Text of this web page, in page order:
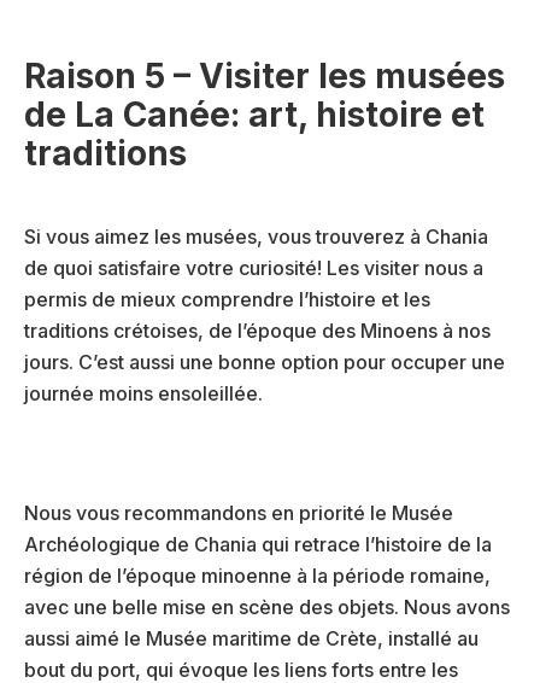
Raison 5 – Visiter les musées
de La Canée: art, histoire et
traditions
Si vous aimez les musées, vous trouverez à Chania
de quoi satisfaire votre curiosité! Les visiter nous a
permis de mieux comprendre l’histoire et les
traditions crétoises, de l’époque des Minoens à nos
jours. C’est aussi une bonne option pour occuper une
journée moins ensoleillée.
Nous vous recommandons en priorité le Musée
Archéologique de Chania qui retrace l’histoire de la
région de l’époque minoenne à la période romaine,
avec une belle mise en scène des objets. Nous avons
aussi aimé le Musée maritime de Crète, installé au
bout du port, qui évoque les liens forts entre les